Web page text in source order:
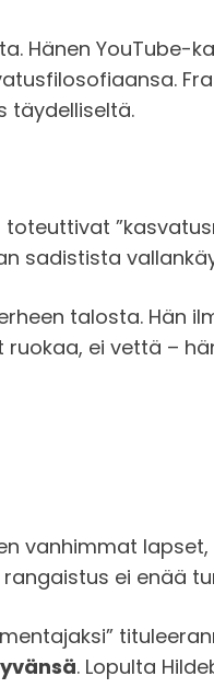
Hänen YouTube-
täydelliseltä.
sadistista
talosta. Hän
ei vettä –
vanhimmat
ei enää
. Lopulta